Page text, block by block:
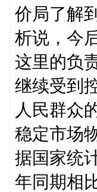
价局了解
析说，今
这里的负
继续受到
人民群众
稳定市场
据国家统
年同期相